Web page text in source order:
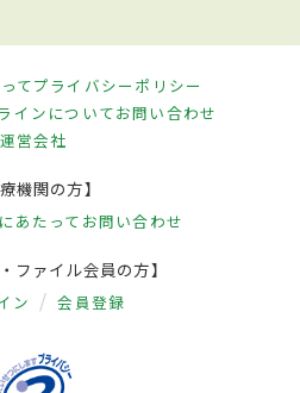
てプライバシーポリシー
インについてお問い合わせ
運営会社
療機関の方】
あたって お問い合わせ
ファイル会員の方】
ン 会員登録